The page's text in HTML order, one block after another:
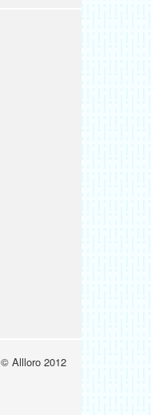
© Allloro 2012